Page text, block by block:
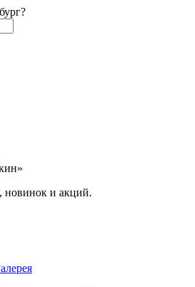
?
новинок и акций.